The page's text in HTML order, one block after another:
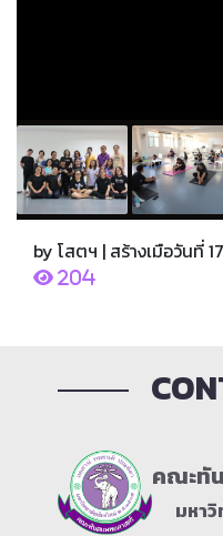
by โสตฯ | สร้างเมือวันที่
204
คณะทั
มหา